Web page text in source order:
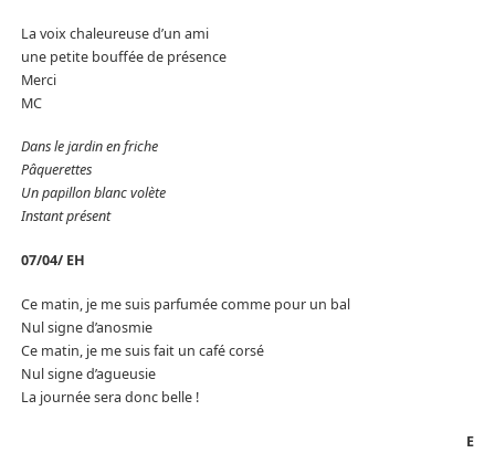
La voix chaleureuse d’un ami
une petite bouffée de présence
Merci
MC
Dans le jardin en friche
Pâquerettes
Un papillon blanc volète
Instant présent
07/04/ EH
Ce matin, je me suis parfumée comme pour un bal
Nul signe d’anosmie
Ce matin, je me suis fait un café corsé
Nul signe d’agueusie
La journée sera donc belle !
E